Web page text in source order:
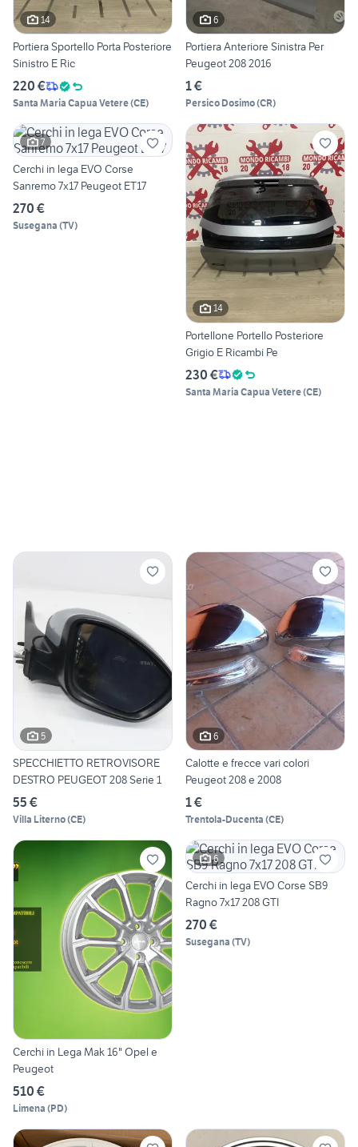
14
Portiera Sportello Porta Posteriore
Sinistro E Ric
220 €
Santa Maria Capua Vetere(CE)
6
Portiera Anteriore Sinistra Per
Peugeot 208 2016
1 €
Persico Dosimo(CR)
7
Cerchi in lega EVO Corse
Sanremo 7x17 Peugeot ET17
270 €
Susegana (TV)
14
Portellone Portello Posteriore
Grigio E Ricambi Pe
230 €
Santa Maria Capua Vetere(CE)
5
SPECCHIETTO RETROVISORE
DESTRO PEUGEOT 208 Serie 1
55 €
Villa Literno(CE)
6
Calotte e frecce vari colori
Peugeot 208 e 2008
1 €
Trentola-Ducenta (CE)
Cerchi in Lega Mak 16" Opel e
Peugeot
510 €
Limena (PD)
6
Cerchi in lega EVO Corse SB9
Ragno 7x17 208 GTI
270 €
Susegana (TV)